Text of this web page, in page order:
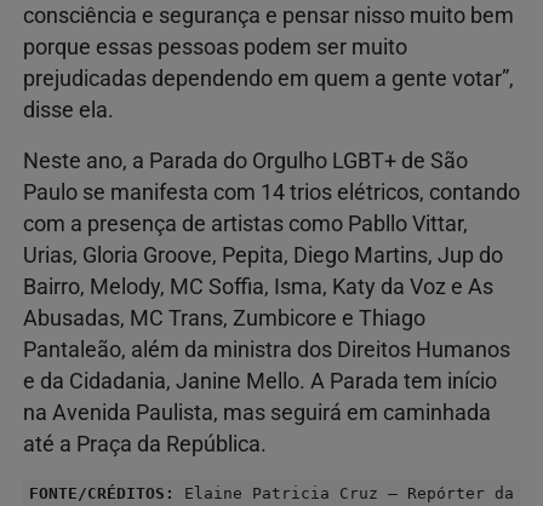
consciência e segurança e pensar nisso muito bem
porque essas pessoas podem ser muito
prejudicadas dependendo em quem a gente votar”,
disse ela.
Neste ano, a Parada do Orgulho LGBT+ de São
Paulo se manifesta com 14 trios elétricos, contando
com a presença de artistas como Pabllo Vittar,
Urias, Gloria Groove, Pepita, Diego Martins, Jup do
Bairro, Melody, MC Soffia, Isma, Katy da Voz e As
Abusadas, MC Trans, Zumbicore e Thiago
Pantaleão, além da ministra dos Direitos Humanos
e da Cidadania, Janine Mello. A Parada tem início
na Avenida Paulista, mas seguirá em caminhada
até a Praça da República.
FONTE/CRÉDITOS:
Elaine Patricia Cruz – Repórter da